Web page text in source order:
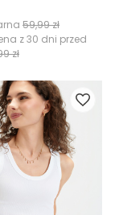
59,99 zł
z 30 dni przed
zł